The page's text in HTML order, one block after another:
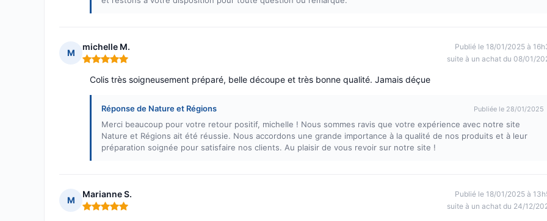
M
michelle M.
Note : 5 sur 5
Publié le 18/01/2025 à
suite à un achat du 08/01/
Colis très soigneusement préparé, belle découpe et très bonne qualité. Jamais déçue
Réponse de Nature et Régions Publiée le 28/01/2025
Merci beaucoup pour votre retour positif, michelle ! Nous sommes ravis que votre expérience avec notre site
Nature et Régions ait été réussie. Nous accordons une grande importance à la qualité de nos produits et à leur
préparation soignée pour satisfaire nos clients. Au plaisir de vous revoir sur notre site !
M
Marianne S.
Note : 5 sur 5
Publié le 18/01/2025 à
suite à un achat du 24/12/